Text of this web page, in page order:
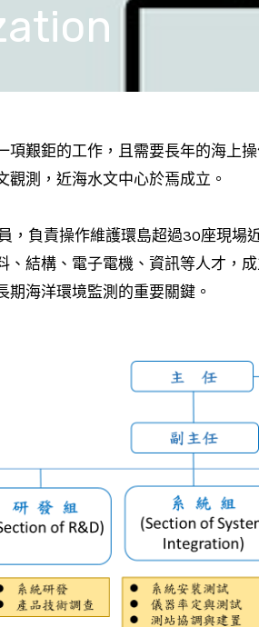
艱鉅的工作，且需要長年的海上
測，近海水文中心於焉成立。
，負責操作維護環島超過30座現
結構、電子電機、資訊等人才，
海洋環境監測的重要關鍵。